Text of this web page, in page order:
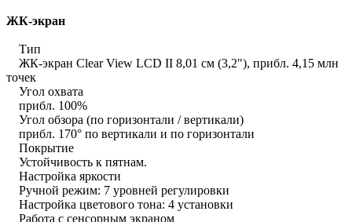
ЖК-экран
Тип
ЖК-экран Clear View LCD II 8,01 см (3,2"), прибл. 4,15 млн
точек
Угол охвата
прибл. 100%
Угол обзора (по горизонтали / вертикали)
прибл. 170° по вертикали и по горизонтали
Покрытие
Устойчивость к пятнам.
Настройка яркости
Ручной режим: 7 уровней регулировки
Настройка цветового тона: 4 установки
Работа с сенсорным экраном